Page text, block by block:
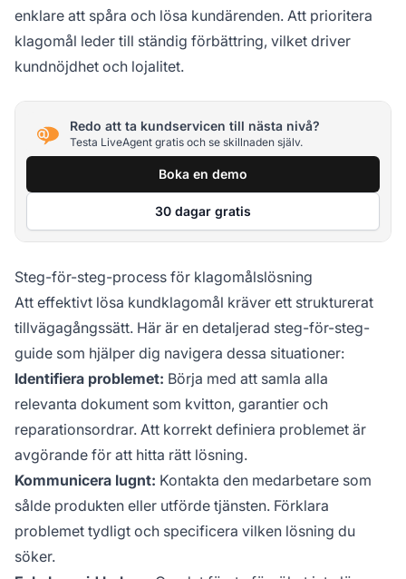
enklare att spåra och lösa kundärenden. Att prioritera
klagomål leder till ständig förbättring, vilket driver
kundnöjdhet och lojalitet.
Redo att ta kundservicen till nästa nivå?
Testa LiveAgent gratis och se skillnaden själv.
Boka en demo
30 dagar gratis
Steg-för-steg-process för klagomålslösning
Att effektivt lösa kundklagomål kräver ett strukturerat
tillvägagångssätt. Här är en detaljerad steg-för-steg-
guide som hjälper dig navigera dessa situationer:
Identifiera problemet: Börja med att samla alla
relevanta dokument som kvitton, garantier och
reparationsordrar. Att korrekt definiera problemet är
avgörande för att hitta rätt lösning.
Kommunicera lugnt: Kontakta den medarbetare som
sålde produkten eller utförde tjänsten. Förklara
problemet tydligt och specificera vilken lösning du
söker.